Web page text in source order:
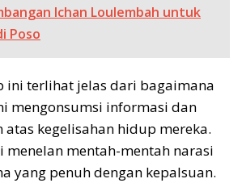
Ichan Loulembah untuk
Poso
ini terlihat jelas dari bagaimana
mengonsumsi informasi dan
atas kegelisahan hidup mereka.
menelan mentah-mentah narasi
yang penuh dengan kepalsuan.